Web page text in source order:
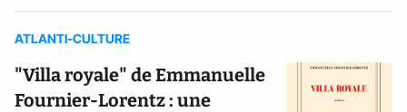
ATLANTI-CULTURE
"Villa royale" de Emmanuelle
Fournier-Lorentz : une